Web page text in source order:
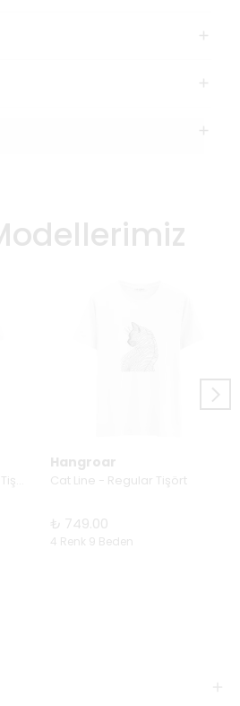
Hangroar
Cat Line - Regular Tişört
₺ 749.00
4 Renk 9 Beden